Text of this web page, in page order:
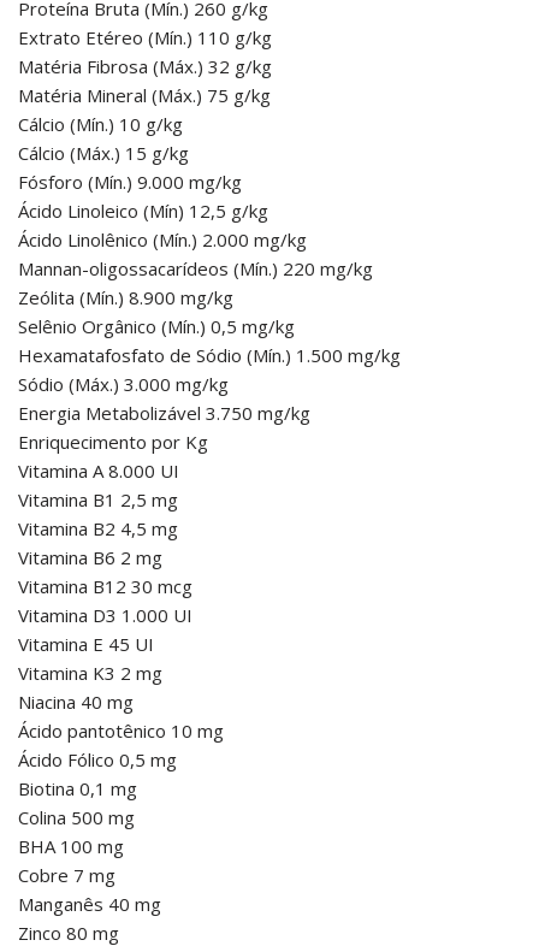
Proteína Bruta (Mín.) 260 g/kg
Extrato Etéreo (Mín.) 110 g/kg
Matéria Fibrosa (Máx.) 32 g/kg
Matéria Mineral (Máx.) 75 g/kg
Cálcio (Mín.) 10 g/kg
Cálcio (Máx.) 15 g/kg
Fósforo (Mín.) 9.000 mg/kg
Ácido Linoleico (Mín) 12,5 g/kg
Ácido Linolênico (Mín.) 2.000 mg/kg
Mannan-oligossacarídeos (Mín.) 220 mg/kg
Zeólita (Mín.) 8.900 mg/kg
Selênio Orgânico (Mín.) 0,5 mg/kg
Hexamatafosfato de Sódio (Mín.) 1.500 mg/kg
Sódio (Máx.) 3.000 mg/kg
Energia Metabolizável 3.750 mg/kg
Enriquecimento por Kg
Vitamina A 8.000 UI
Vitamina B1 2,5 mg
Vitamina B2 4,5 mg
Vitamina B6 2 mg
Vitamina B12 30 mcg
Vitamina D3 1.000 UI
Vitamina E 45 UI
Vitamina K3 2 mg
Niacina 40 mg
Ácido pantotênico 10 mg
Ácido Fólico 0,5 mg
Biotina 0,1 mg
Colina 500 mg
BHA 100 mg
Cobre 7 mg
Manganês 40 mg
Zinco 80 mg